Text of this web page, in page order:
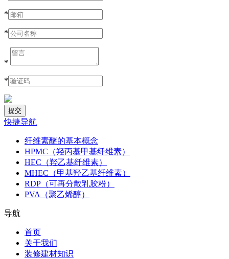
*
*
*
*
快捷导航
纤维素醚的基本概念
HPMC（羟丙基甲基纤维素）
HEC（羟乙基纤维素）
MHEC（甲基羟乙基纤维素）
RDP（可再分散乳胶粉）
PVA（聚乙烯醇）
导航
首页
关于我们
装修建材知识